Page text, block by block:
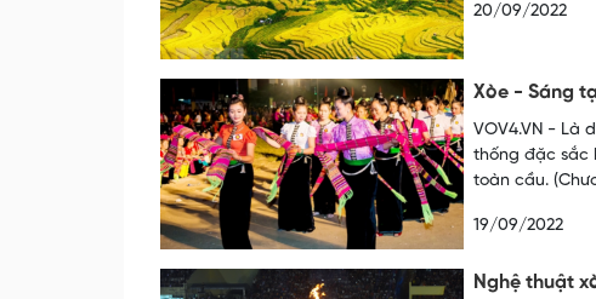
20/09/2022
Xòe - Sáng
VOV4.VN - Là
thống đặc sắc
toàn cầu.
19/09/2022
Nghệ thuật